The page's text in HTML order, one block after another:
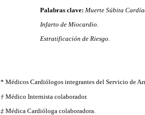
Palabras clave: Muerte Súbita
Infarto de Miocardio.
Estratificación de Riesgo.
* Médicos Cardiólogos integrantes del Servicio de
† Médico Internista colaborador.
‡ Médica Cardióloga colaboradora.